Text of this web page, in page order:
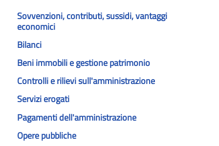
Sovvenzioni, contributi, sussidi, vantaggi
economici
Bilanci
Beni immobili e gestione patrimonio
Controlli e rilievi sull'amministrazione
Servizi erogati
Pagamenti dell'amministrazione
Opere pubbliche